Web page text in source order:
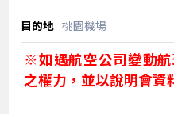
桃園機場
※如遇航空公司變動
之權力，並以說明會資